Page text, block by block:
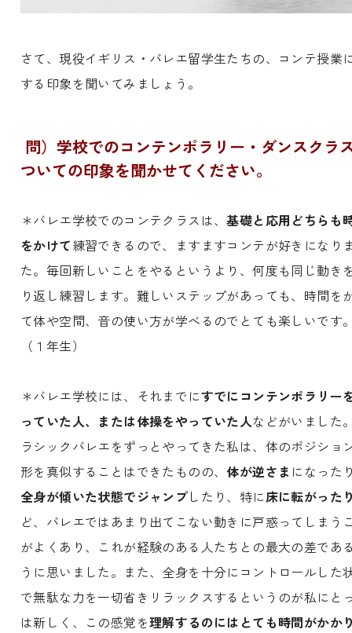
さて、現役イギリス・バレエ留学生たちの、コンテ授業
する印象を聞いてみましょう。
問）学校でのコンテンポラリー・ダンスクラ
ついての印象を聞かせてください。
＊バレエ学校でのコンテクラスは、基礎と応用どちらも
をかけて練習できるので、ますますコンテが好きになり
た。毎回新しいことをやるというより、何度も同じ動き
り返し練習します。難しいステップがあっても、時間を
て体や空間、音の使い方が学べるのでとても楽しいです
（１年生）
＊バレエ学校には、それまでにすでにコンテンポラリー
っていた人、または体操をやっていた人などがいました
ラシックバレエをずっとやってきた私は、体のポジショ
形を真似することはできたものの、体が逆さま になった
全身が傾いた状態でジャンプしたり、特に床に転がった
ど、バレエではあまり出てこない動きに戸惑ってしまう
がよくあり、これが経験のある人たちとの最大の差であ
うに思いました。また、全身を十分にコントロールした
で無駄な力を一切省きリラックスするというのが私にと
は新しく、この感覚を理解するのにはとても時間がかか